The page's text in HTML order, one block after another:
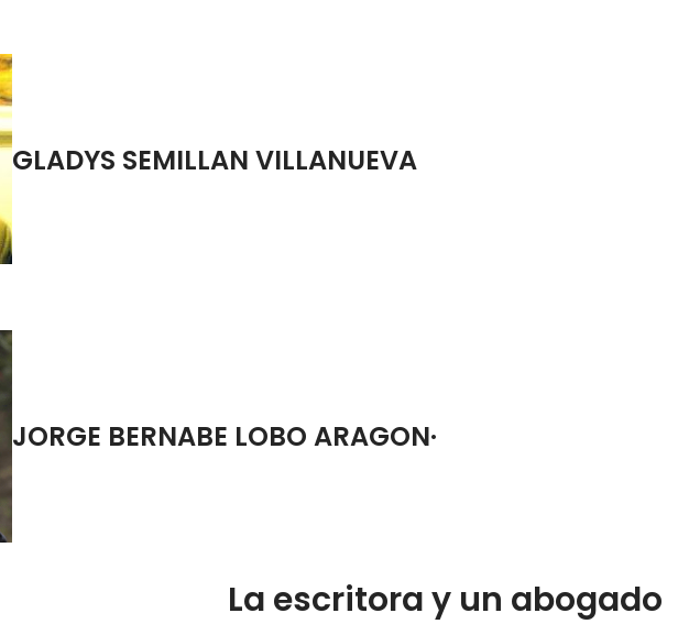
GLADYS SEMILLAN VILLANUEVA
JORGE BERNABE LOBO ARAGON·
La escritora y un abogado